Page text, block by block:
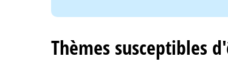
Thèmes susceptibles